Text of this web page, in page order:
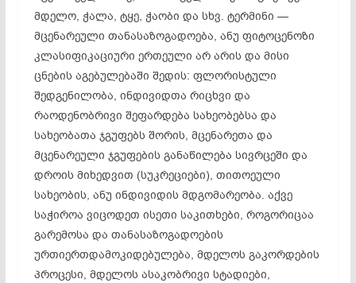
მდელო, ჭალა, ტყე, ჭაობი და სხვ. ტერმინი —
მცენარეული თანასაზოგადოება, ანუ ფიტოცენოზი
კლასიფიკაციური ერთეული არ არის და მისი
ცნების აგებულებაში შედის: ფლორისტული
შედგენილობა, ინდივიდთა რიცხვი და
რაოდენობრივი შეფარდება სახეობებსა და
სახეობათა ჯგუფებს შორის, მცენარეთა და
მცენარეული ჯგუფების განაწილება სივრცეში და
დროის მიხედვით (სუკრეციები), თითოეული
სახეობის, ანუ ინდივიდის მდგომარეობა. აქვე
საჭიროა ვიცოდეთ ისეთი საკითხები, როგორიცაა
გარემოსა და თანასაზოგადოების
ურთიერთდამოკიდებულება, მდელოს გაკორდების
პროცესი, მდელოს ასაკობრივი სტადიები,